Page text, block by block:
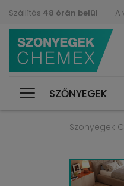
Szállítás 48 órán belül A
SZŐNYEGEK
Szonyegek